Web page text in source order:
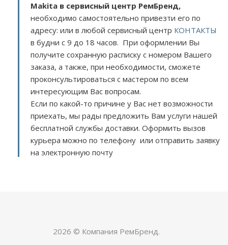
Makita в сервисный центр РемБренд,
необходимо самостоятельно привезти его по
адресу: или в любой сервисный центр КОНТАКТЫ
в будни с 9 до 18 часов. При оформлении Вы
получите сохранную расписку с номером Вашего
заказа, а также, при необходимости, сможете
проконсультироваться с мастером по всем
интересующим Вас вопросам.
Если по какой-то причине у Вас нет возможности
приехать, мы рады предложить Вам услуги нашей
бесплатной службы доставки. Оформить вызов
курьера можно по телефону или отправить заявку
на электронную почту
2026 © Компания РемБренд.